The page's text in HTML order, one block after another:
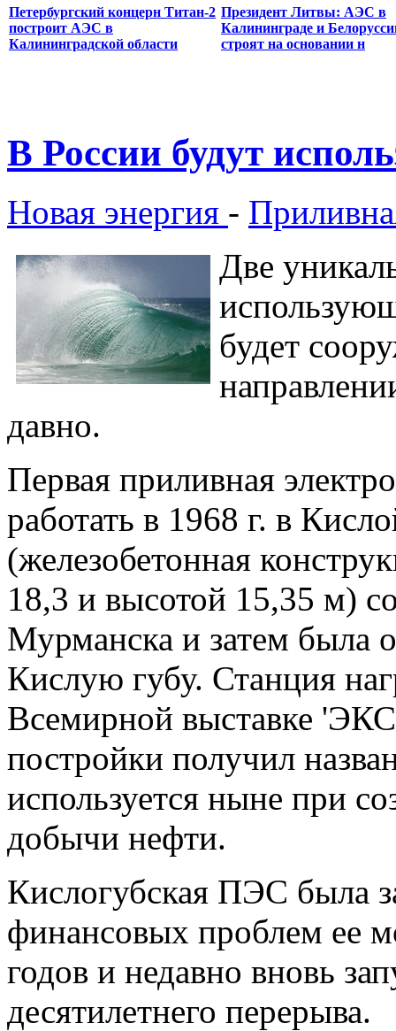
Петербургский концерн Титан-2
построит АЭС в
Калининградской области
Президент Литвы: АЭС в
Калининграде и
строят на основании н
В России будут
Новая энергия -
Две
будет
давно.
Первая приливная
работать в 1968 г. в
(железобетонная
18,3 и высотой 15,35 м)
Мурманска и затем была
Кислую губу. Станция
Всемирной выставке
постройки получил
используется ныне при
добычи нефти.
Кислогубская ПЭС была
финансовых проблем ее
годов и недавно вновь
десятилетнего перерыва.